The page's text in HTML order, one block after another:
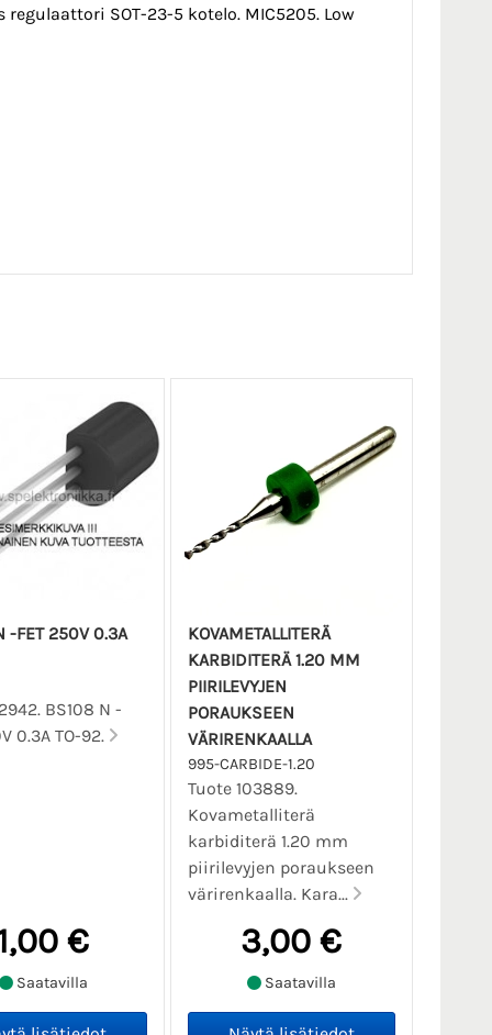
regulaattori SOT-23-5 kotelo. MIC5205. Low
-FET 250V 0.3A
BS108 N -
0.3A TO-92.
€
Saatavilla
KOVAMETALLITERÄ
KARBIDITERÄ 1.20 MM
PIIRILEVYJEN
PORAUKSEEN
VÄRIRENKAALLA
995-CARBIDE-1.20
Tuote 103889.
Kovametalliterä
karbiditerä 1.20 mm
piirilevyjen poraukseen
värirenkaalla. Kara...
3,00 €
Saatavilla